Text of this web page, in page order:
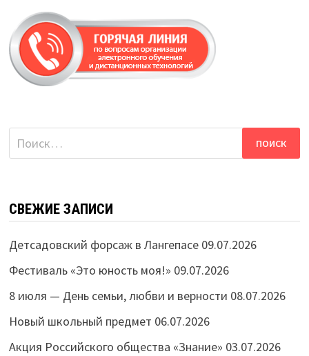
Найти:
СВЕЖИЕ ЗАПИСИ
Детсадовский форсаж в Лангепасе 09.07.2026
Фестиваль «Это юность моя!» 09.07.2026
8 июля — День семьи, любви и верности 08.07.2026
Новый школьный предмет 06.07.2026
Акция Российского общества «Знание» 03.07.2026